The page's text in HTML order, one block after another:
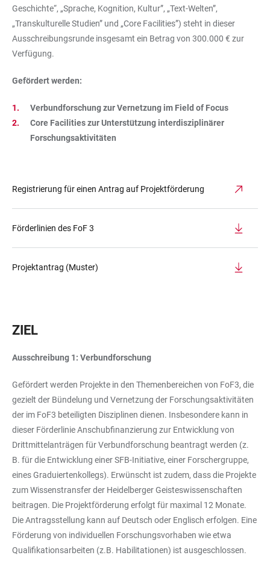
Geschichte“, „Sprache, Kognition, Kultur”, „Text-Welten”,
„Transkulturelle Studien” und „Core Facilities”) steht in dieser
Ausschreibungsrunde insgesamt ein Betrag von 300.000 € zur
Verfügung.
Gefördert werden:
Verbundforschung zur Vernetzung im Field of Focus
Core Facilities zur Unterstützung interdisziplinärer
Forschungsaktivitäten
Registrierung für einen Antrag auf Projektförderung
Förderlinien des FoF 3
Projektantrag (Muster)
ZIEL
Ausschreibung 1: Verbundforschung
Gefördert werden Projekte in den Themenbereichen von FoF3, die
gezielt der Bündelung und Vernetzung der Forschungsaktivitäten
der im FoF3 beteiligten Disziplinen dienen. Insbesondere kann in
dieser Förderlinie Anschubfinanzierung zur Entwicklung von
Drittmittelanträgen für Verbundforschung beantragt werden (z.
B. für die Entwicklung einer SFB-Initiative, einer Forschergruppe,
eines Graduiertenkollegs). Erwünscht ist zudem, dass die Projekte
zum Wissenstransfer der Heidelberger Geisteswissenschaften
beitragen. Die Projektförderung erfolgt für maximal 12 Monate.
Die Antragsstellung kann auf Deutsch oder Englisch erfolgen. Eine
Förderung von individuellen Forschungsvorhaben wie etwa
Qualifikationsarbeiten (z.B. Habilitationen) ist ausgeschlossen.